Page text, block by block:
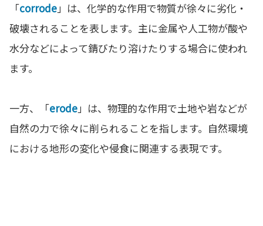
「corrode」は、化学的な作用で物質が徐々に劣化・
破壊されることを表します。主に金属や人工物が酸や
水分などによって錆びたり溶けたりする場合に使われ
ます。
一方、「erode」は、物理的な作用で土地や岩などが
自然の力で徐々に削られることを指します。自然環境
における地形の変化や侵食に関連する表現です。